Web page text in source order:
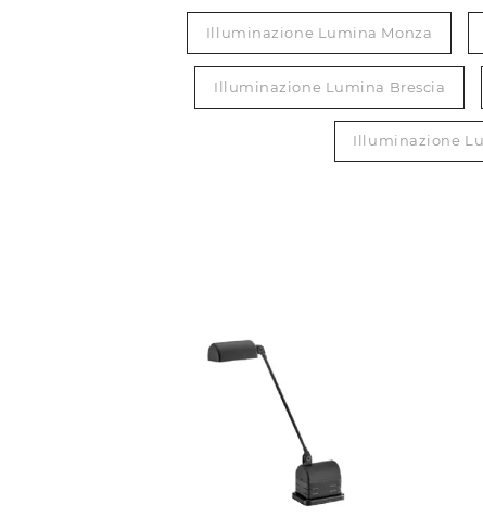
Illuminazione Lumina Monza
Illuminazione Lumina Brescia
Illuminazione